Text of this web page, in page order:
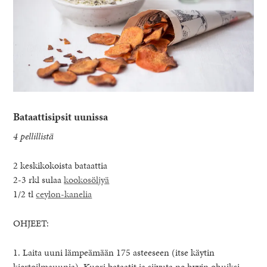
Bataattisipsit uunissa
4 pellillistä
2 keskikokoista bataattia
2-3 rkl sulaakookosöljyä
1/2 tlceylon-kanelia
OHJEET:
1. Laita uuni lämpeämään 175 asteeseen (itse käytin